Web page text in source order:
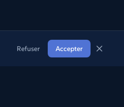
Refuser Accepter